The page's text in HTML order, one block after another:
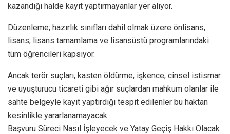
kazandığı halde kayıt yaptırmayanlar yer alıyor.
Düzenleme; hazırlık sınıfları dahil olmak üzere önlisans,
lisans, lisans tamamlama ve lisansüstü programlarındaki
tüm öğrencileri kapsıyor.
Ancak terör suçları, kasten öldürme, işkence, cinsel istismar
ve uyuşturucu ticareti gibi ağır suçlardan mahkum olanlar ile
sahte belgeyle kayıt yaptırdığı tespit edilenler bu haktan
kesinlikle yararlanamayacak.
Başvuru Süreci Nasıl İşleyecek ve Yatay Geçiş Hakkı Olacak